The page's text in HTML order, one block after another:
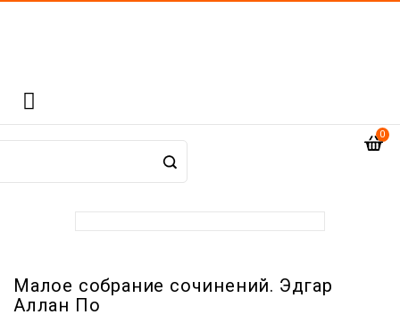

0
Малое собрание сочинений. Эдгар
Аллан По